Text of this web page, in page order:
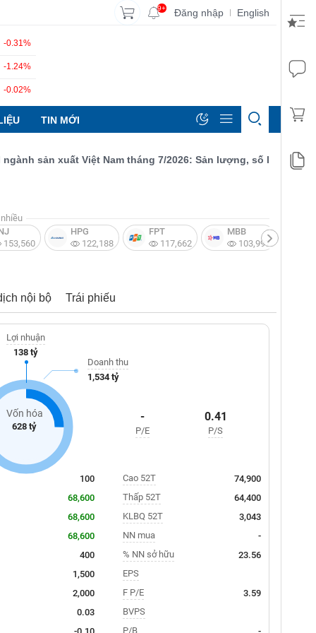
9+ Đăng nhập | English
-0.31%
-1.24%
-0.02%
TIN MỚI
sản xuất Việt Nam tháng 7/2026: Sản lượng, số lượng đơn
153,560
HPG
122,188
FPT
117,662
MBB
103,997
nội bộ Trái phiếu
Vốn hóa
628 tỷ
Lợi nhuận
138 tỷ
Doanh thu
1,534 tỷ
-
P/E
0.41
P/S
100
68,600
68,600
68,600
400
1,500
2,000
0.03
-0.10
Cao 52T
74,900
Thấp 52T
64,400
KLBQ 52T
3,043
NN mua
-
% NN sở hữu
23.56
EPS
F P/E
3.59
BVPS
P/B
-